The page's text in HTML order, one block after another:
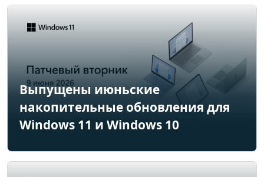
Выпущены июньские
накопительные обновления для
Windows 11 и Windows 10